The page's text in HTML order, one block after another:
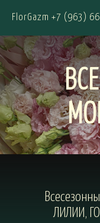
FlorGazm +7 (963)
ЛИЛИИ,